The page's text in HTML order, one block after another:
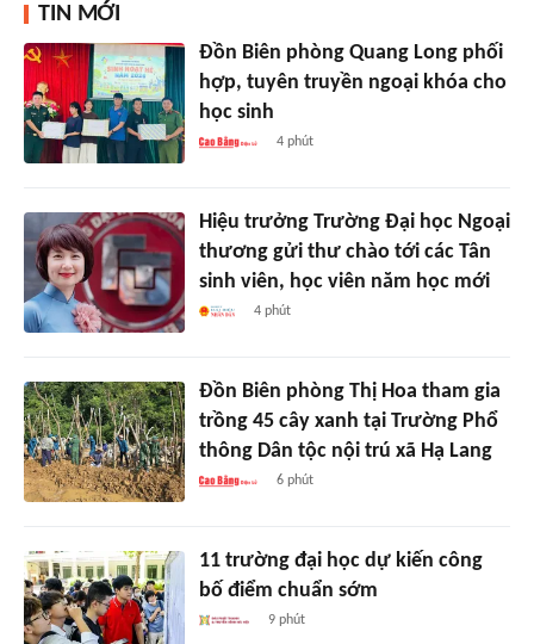
TIN MỚI
Đồn Biên phòng Quang Long phối
hợp, tuyên truyền ngoại khóa cho
học sinh
4 phút
Hiệu trưởng Trường Đại học Ngoại
thương gửi thư chào tới các Tân
sinh viên, học viên năm học mới
4 phút
Đồn Biên phòng Thị Hoa tham gia
trồng 45 cây xanh tại Trường Phổ
thông Dân tộc nội trú xã Hạ Lang
6 phút
11 trường đại học dự kiến công
bố điểm chuẩn sớm
9 phút